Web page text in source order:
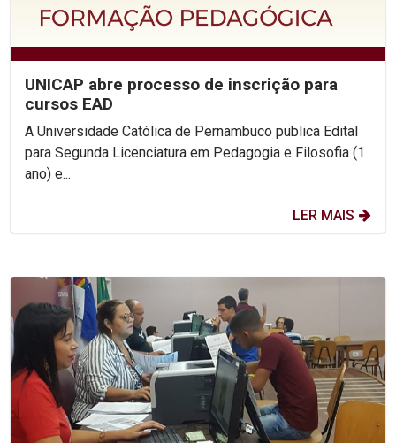
UNICAP abre processo de inscrição para
cursos EAD
A Universidade Católica de Pernambuco publica Edital
para Segunda Licenciatura em Pedagogia e Filosofia (1
ano) e...
LER MAIS